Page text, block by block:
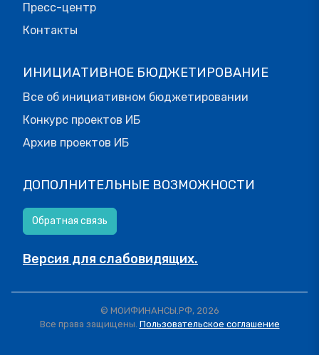
Пресс-центр
Контакты
ИНИЦИАТИВНОЕ БЮДЖЕТИРОВАНИЕ
Все об инициативном бюджетировании
Конкурс проектов ИБ
Архив проектов ИБ
ДОПОЛНИТЕЛЬНЫЕ ВОЗМОЖНОСТИ
Обратная связь
Версия для слабовидящих.
© МОИФИНАНСЫ.РФ, 2026
Все права защищены. Пользовательское соглашение